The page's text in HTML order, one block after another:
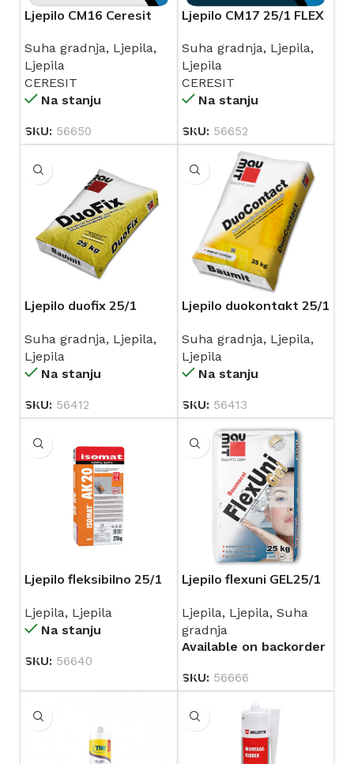
Ljepilo CM16 Ceresit
Suha gradnja, Ljepila,
Ljepila
CERESIT
Na stanju
SKU: 56650
Ljepilo CM17 25/1 FLEX
Suha gradnja, Ljepila,
Ljepila
CERESIT
Na stanju
SKU: 56652
Ljepilo duofix 25/1
Suha gradnja, Ljepila,
Ljepila
Na stanju
SKU: 56412
Ljepilo duokontakt 25/1
Suha gradnja, Ljepila,
Ljepila
Na stanju
SKU: 56413
Ljepilo fleksibilno 25/1
Ljepila, Ljepila
Na stanju
SKU: 56640
Ljepilo flexuni GEL25/1
Ljepila, Ljepila, Suha
gradnja
Available on backorder
SKU: 56666